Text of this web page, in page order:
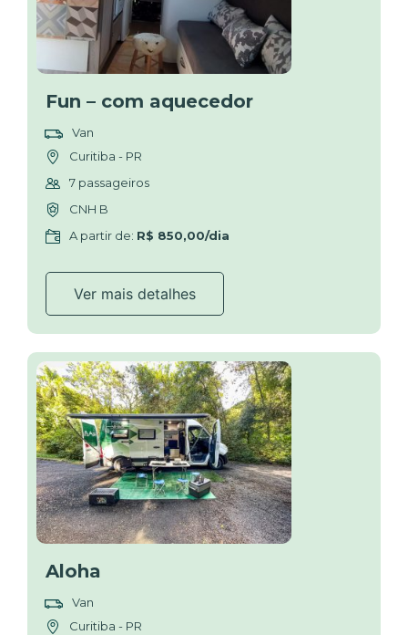
Fun – com aquecedor
Van
Curitiba - PR
7 passageiros
CNH B
A partir de: R$ 850,00/dia
Ver mais detalhes
Aloha
Van
Curitiba - PR